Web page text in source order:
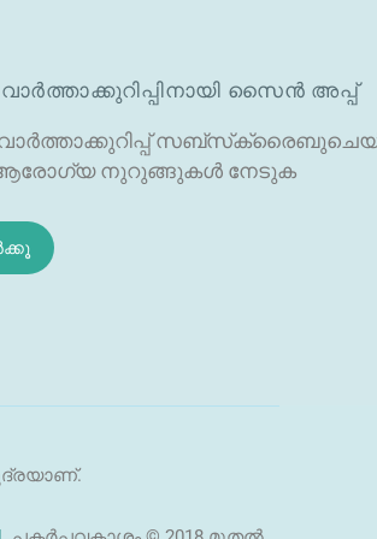
സൈൻ അപ്പ്
നുറുങ്ങുകൾ നേടുക